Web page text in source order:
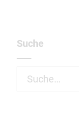
Suche
Search
for: